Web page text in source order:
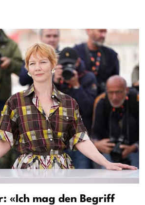
«Ich mag den Begriff